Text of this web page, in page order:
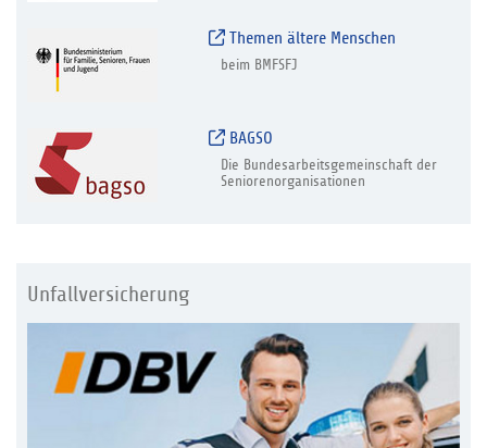
Themen ältere Menschen
beim BMFSFJ
BAGSO
Die Bundesarbeitsgemeinschaft der
Seniorenorganisationen
Unfallversicherung